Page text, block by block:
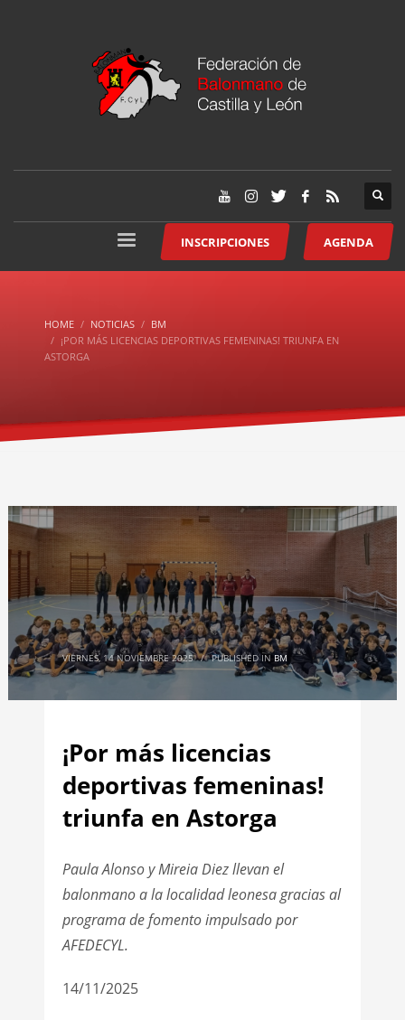
INSCRIPCIONES AGENDA
HOME NOTICIAS
BM
¡POR MÁS LICENCIAS DEPORTIVAS FEMENINAS! TRIUNFA EN
ASTORGA
VIERNES, 14 NOVIEMBRE 2025 / PUBLISHED IN BM
¡Por más licencias
deportivas femeninas!
triunfa en Astorga
Paula Alonso y Mireia Diez llevan el
balonmano a la localidad leonesa gracias al
programa de fomento impulsado por
AFEDECYL.
14/11/2025